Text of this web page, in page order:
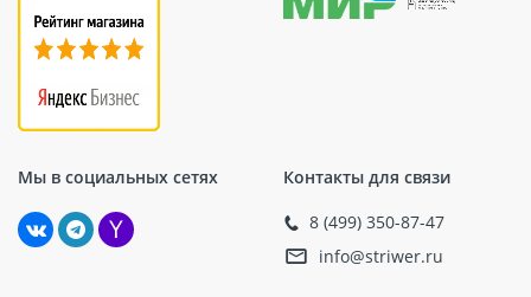
Мы в социальных сетях Контакты для связи
8 (499) 350-87-47
info@striwer.ru